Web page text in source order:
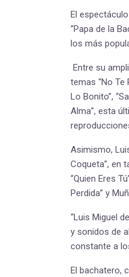
El
“Papa de la
los más
Entre su
temas “No Te
Lo Bonito”,
Alma”, esta
Asimismo,
Coqueta”, en
“Quien Eres
Perdida” y
“Luis Miguel
y sonidos de
constante a
El bachatero,